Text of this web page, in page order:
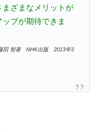
ざまなメリットが
プが期待できま
田 智著 NHK出版 2013年3